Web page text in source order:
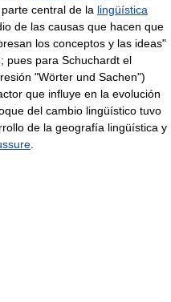
central de la lingüística
de las causas que hacen que
los conceptos y las ideas"
pues para Schuchardt el
"Wörter und Sachen")
que influye en la evolución
del cambio lingüístico tuvo
de la geografía lingüística y